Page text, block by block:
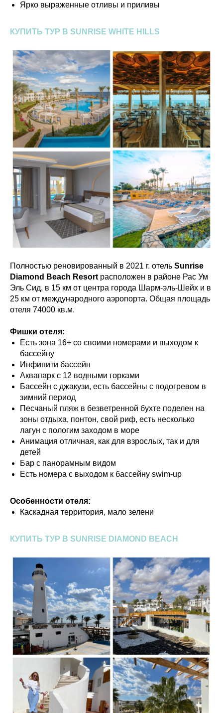
Ярко выраженные отливы и приливы
КУПИТЬ ТУР В SUNRISE WHITE HILLS
Полностью реновированный в 2021 г. отель Sunrise
Diamond Beach Resort расположен в районе Рас Ум
Эль Сид, в 15 км от центра города Шарм-эль-Шейх и в
25 км от международного аэропорта. Общая площадь
отеля 74000 кв.м.
Фишки отеля:
Есть зона 16+ со своими номерами и выходом к
бассейну
Инфинити бассейн
Аквапарк с 12 водными горками
Бассейн с джакузи, есть бассейны с подогревом в
зимний период
Песчаный пляж в безветренной бухте поделен на
зоны отдыха, понтон, свой риф, есть несколько
лагун с пологим заходом в море
Анимация отличная, как для взрослых, так и для
детей
Бар с панорамным видом
Есть номера с выходом к бассейну swim-up
Особенности отеля:
Каскадная территория, мало зелени
КУПИТЬ ТУР В SUNRISE DIAMOND BEACH